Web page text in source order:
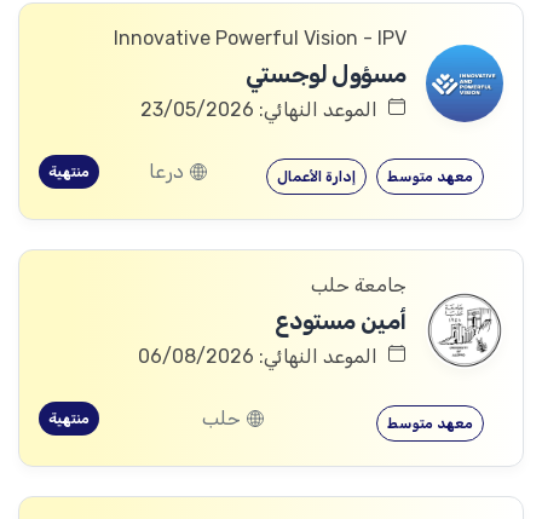
Innovative Powerful Vision - IPV
مسؤول لوجستي
الموعد النهائي: 23/05/2026
إدارة الأعمال معهد متوسط درعا منتهية
جامعة حلب
أمين مستودع
الموعد النهائي: 06/08/2026
معهد متوسط حلب منتهية